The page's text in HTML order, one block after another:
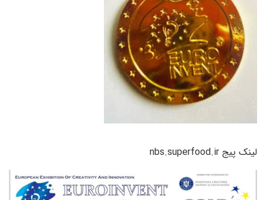
لینک پیج nbs.superfood.ir